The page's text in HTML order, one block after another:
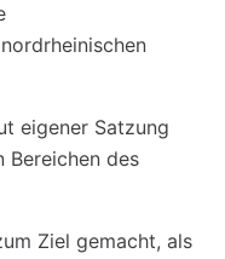
eigener Satzung
des
Ziel gemacht, als